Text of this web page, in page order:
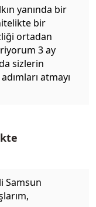
yanında bir
bir
ortadan
3 ay
sizlerin
atmayı
Samsun